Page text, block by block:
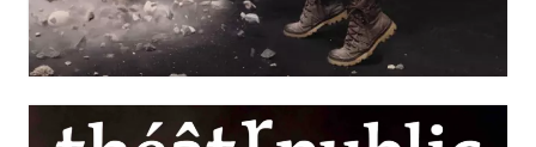
Nos solitudes